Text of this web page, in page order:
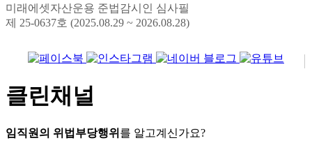
미래에셋자산운용 준법감시인 심사필
제 25-0637호 (2025.08.29 ~ 2026.08.28)
클린채널
임직원의 위법부당행위 를 알고계신가요?